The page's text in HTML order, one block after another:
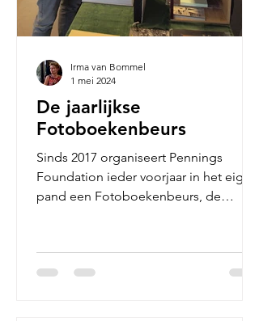
De jaarlijkse
Fotoboekenbeurs
Sinds 2017 organiseert Pennings
Foundation ieder voorjaar in het eigen
pand een Fotoboekenbeurs, de
Irma van Bommel
1 mei 2024